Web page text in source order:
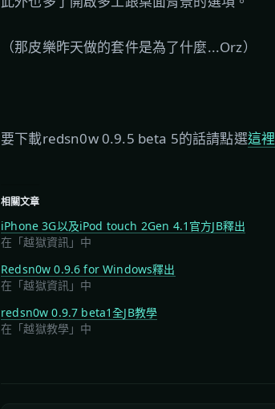
（那皮樂昨天做的套件是為了什麼...Orz）
要下載redsn0w 0.9.5 beta 5的話請點選這裡
相關文章
iPhone 3G以及iPod touch 2Gen 4.1官方JB釋出
在「越獄資訊」中
Redsn0w 0.9.6 for Windows釋出
在「越獄資訊」中
redsn0w 0.9.7 beta1全JB教學
在「越獄教學」中